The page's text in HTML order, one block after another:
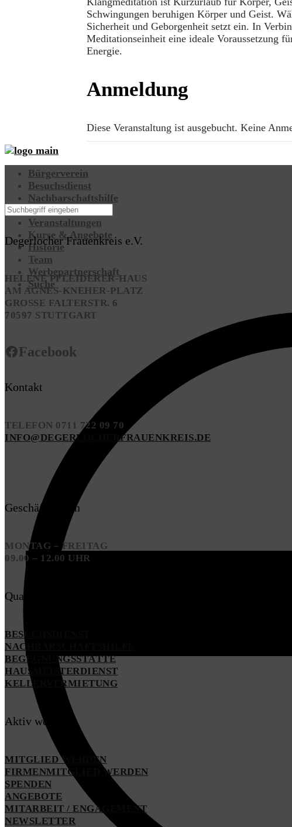
Bürgerverein
Besuchsdienst
Nachbarschaftshilfe
Begegnungsstätte
Veranstaltungen
Kurse & Angebote
Historie
Team
Werbepartnerschaft
Suche
Schwingungen beruhigen Körper und Geist.
Sicherheit und Geborgenheit setzt ein. In
Meditationseinheit eine ideale Voraussetzung
Energie.
Anmeldung
Diese Veranstaltung ist ausgebucht. Keine
Degerlocher Frauenkreis e.V.
HELENE PFLEIDERER-HAUS
AM AGNES-KNEHER-PLATZ
GROSSE FALTERSTR. 6
70597 STUTTGART
Facebook
Kontakt
TELEFON 0711 722 09 70
INFO@DEGERLOCHERFRAUENKREIS.DE
Geschäftszeiten
MONTAG – FREITAG
09.00 – 12.00 UHR
Quartiersarbeit
BESUCHSDIENST
NACHBARSCHAFTSHILFE
BEGEGNUNGSSTÄTTE
HAUSMEISTERDIENST
KELLERVERMIETUNG
Aktiv werden
MITGLIED WERDEN
FIRMENMITGLIED WERDEN
SPENDEN
ANGEBOTE
MITARBEIT / ENGAGEMENT
NEWSLETTER